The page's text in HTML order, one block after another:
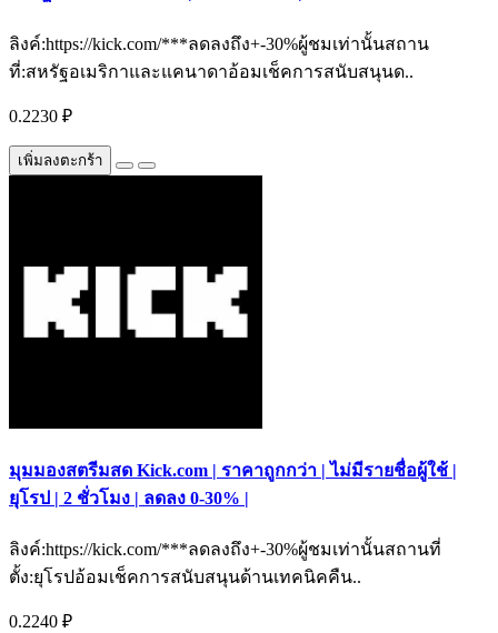
ลิงค์:https://kick.com/***ลดลงถึง+-30%ผู้ชมเท่านั้นสถาน
ที่:สหรัฐอเมริกาและแคนาดาอ้อมเช็คการสนับสนุนด..
0.2230 ₽
เพิ่มลงตะกร้า
มุมมองสตรีมสด Kick.com | ราคาถูกกว่า | ไม่มีรายชื่อผู้ใช้ |
ยุโรป | 2 ชั่วโมง | ลดลง 0-30% |
ลิงค์:https://kick.com/***ลดลงถึง+-30%ผู้ชมเท่านั้นสถานที่
ตั้ง:ยุโรปอ้อมเช็คการสนับสนุนด้านเทคนิคคืน..
0.2240 ₽